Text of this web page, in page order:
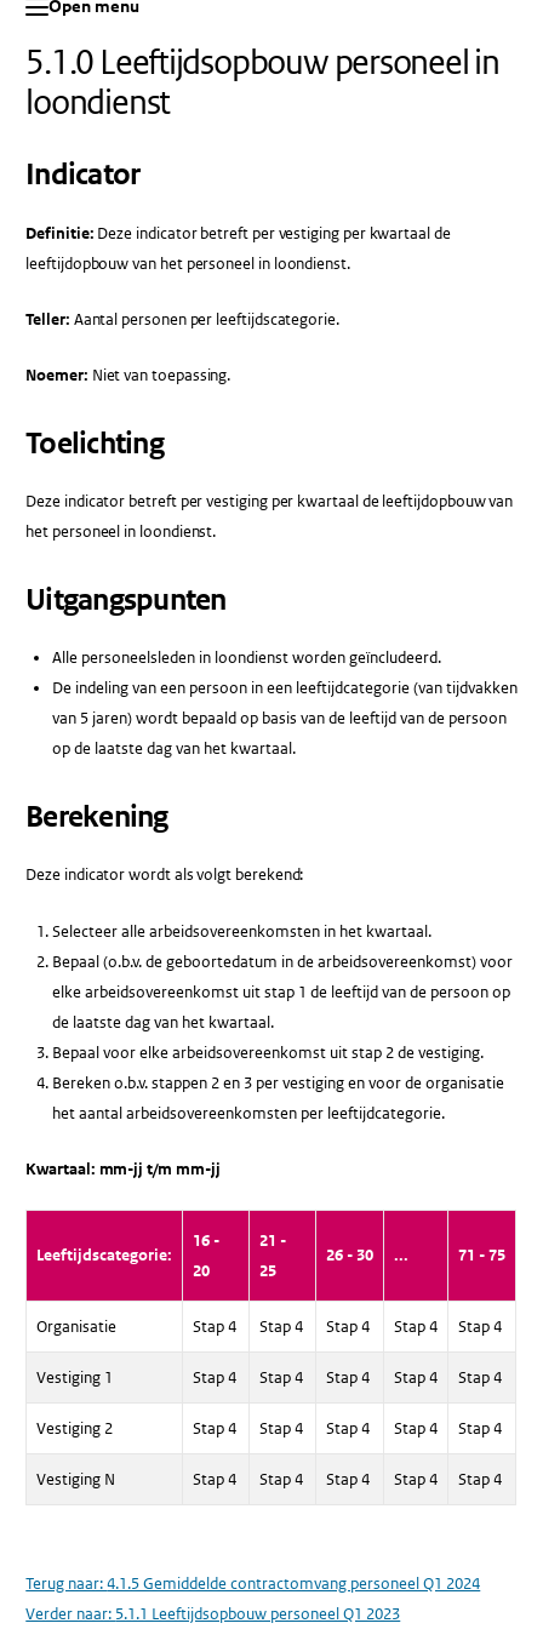
Open menu
5.1.0 Leeftijdsopbouw personeel in
loondienst
Indicator
Definitie: Deze indicator betreft per vestiging per kwartaal de
leeftijdopbouw van het personeel in loondienst.
Teller: Aantal personen per leeftijdscategorie.
Noemer: Niet van toepassing.
Toelichting
Deze indicator betreft per vestiging per kwartaal de leeftijdopbouw van
het personeel in loondienst.
Uitgangspunten
Alle personeelsleden in loondienst worden geïncludeerd.
De indeling van een persoon in een leeftijdcategorie (van tijdvakken
van 5 jaren) wordt bepaald op basis van de leeftijd van de persoon
op de laatste dag van het kwartaal.
Berekening
Deze indicator wordt als volgt berekend:
Selecteer alle arbeidsovereenkomsten in het kwartaal.
Bepaal (o.b.v. de geboortedatum in de arbeidsovereenkomst) voor
elke arbeidsovereenkomst uit stap 1 de leeftijd van de persoon op
de laatste dag van het kwartaal.
Bepaal voor elke arbeidsovereenkomst uit stap 2 de vestiging.
Bereken o.b.v. stappen 2 en 3 per vestiging en voor de organisatie
het aantal arbeidsovereenkomsten per leeftijdcategorie.
Kwartaal: mm-jj t/m mm-jj
Leeftijdscategorie:
16 -
20
21 -
25
26 - 30 ... 71 - 75
Organisatie Stap 4 Stap 4 Stap 4 Stap 4 Stap 4
Vestiging 1 Stap 4 Stap 4 Stap 4 Stap 4 Stap 4
Vestiging 2 Stap 4 Stap 4 Stap 4 Stap 4 Stap 4
Vestiging N Stap 4 Stap 4 Stap 4 Stap 4 Stap 4
Terug naar:4.1.5 Gemiddelde contractomvang personeel Q1 2024
Verder naar: 5.1.1 Leeftijdsopbouw personeel Q1 2023